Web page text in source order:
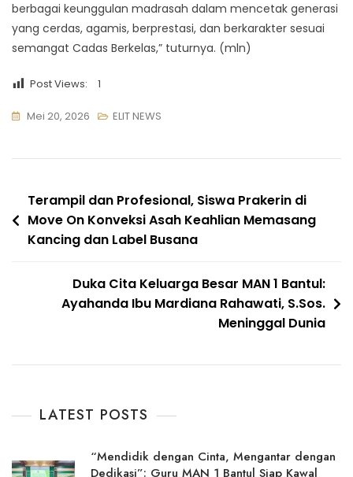
berbagai keunggulan madrasah dalam mencetak generasi
yang cerdas, agamis, berprestasi, dan berkarakter sesuai
semangat Cadas Berkelas,” tuturnya. (mln)
Post Views: 1
Mei 20, 2026 ELIT NEWS
Navigasi
pos
Terampil dan Profesional, Siswa Prakerin di
Move On Konveksi Asah Keahlian Memasang
Kancing dan Label Busana
Duka Cita Keluarga Besar MAN 1 Bantul:
Ayahanda Ibu Mardiana Rahawati, S.Sos.
Meninggal Dunia
LATEST POSTS
“Mendidik dengan Cinta, Mengantar dengan
Dedikasi”: Guru MAN 1 Bantul Siap Kawal